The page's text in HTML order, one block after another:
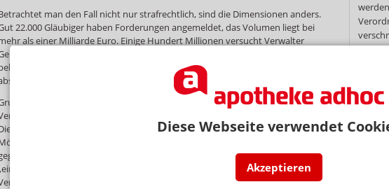
Diese Webseite verwendet
Akzeptieren
man den Fall nicht nur strafrechtlich, sind die Dimensionen anders.
22.000 Gläubiger haben Forderungen angemeldet, das Volumen liegt bei
als einer Milliarde Euro. Einige Hundert Millionen versucht Verwalter
mit Kartellklagen gegen damalige Lieferanten einzutreiben. Wie viel er
und wer dann davon und in welchem Maße profitiert - noch nicht
Das Urteil des Gerichts ändert daran nicht viel.
könne es zwar sein, dass sich für Gläubiger aus einem solchen
noch zivilrechtliche Ansprüche ergeben, erläutert Jurist Bitter. „Nur:
Gläubiger haben ja ohnehin Ansprüche angemeldet.“ Relevanter sei diese
bei Insolvenzen von GmbHs, dann könnten sich noch Ansprüche
Gesellschafter oder Geschäftsführer ergeben. Schlecker aber war
Kaufmann“, haftete also sowieso persönlich mit seinem
für die Firma.
Mehr»